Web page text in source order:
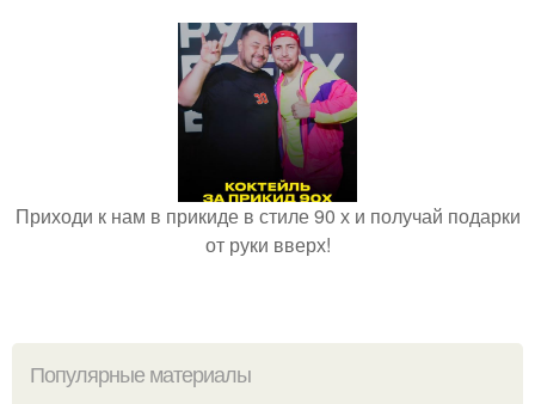
Приходи к нам в прикиде в стиле 90 х и получай подарки
от руки вверх!
Популярные материалы